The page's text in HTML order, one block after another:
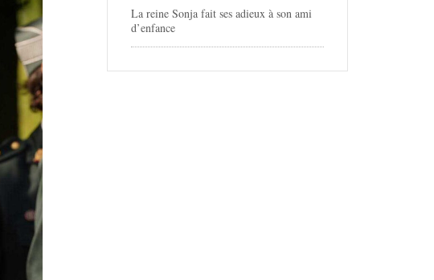
La reine Sonja fait ses adieux à son ami
d’enfance